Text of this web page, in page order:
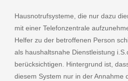
Hausnotrufsysteme, die nur dazu
mit einer Telefonzentrale
Helfer zu der betroffenen Person
als haushaltsnahe Dienstleistung
berücksichtigen. Hintergrund ist,
diesem System nur in der Annahme